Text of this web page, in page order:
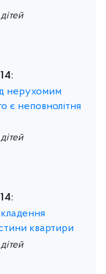
нерухомим
є неповнолітня
квартири